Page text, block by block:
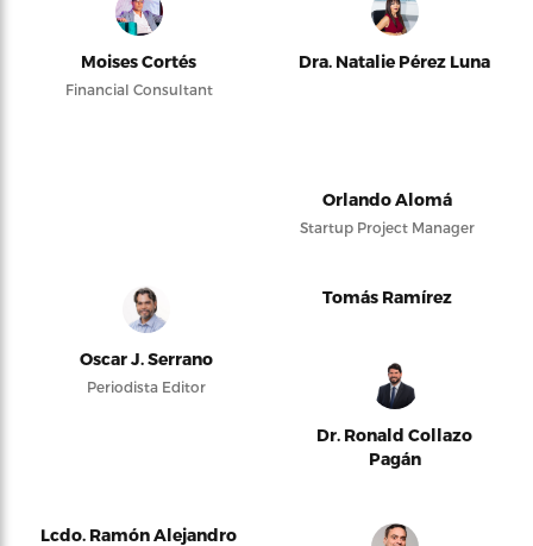
Moises Cortés
Financial Consultant
Dra. Natalie Pérez Luna
Orlando Alomá
Startup Project Manager
Oscar J. Serrano
Periodista Editor
Tomás Ramírez
Dr. Ronald Collazo
Pagán
Lcdo. Ramón Alejandro